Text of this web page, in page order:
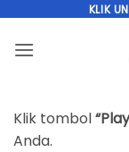
content
KLIK
Klik tombol
Anda.